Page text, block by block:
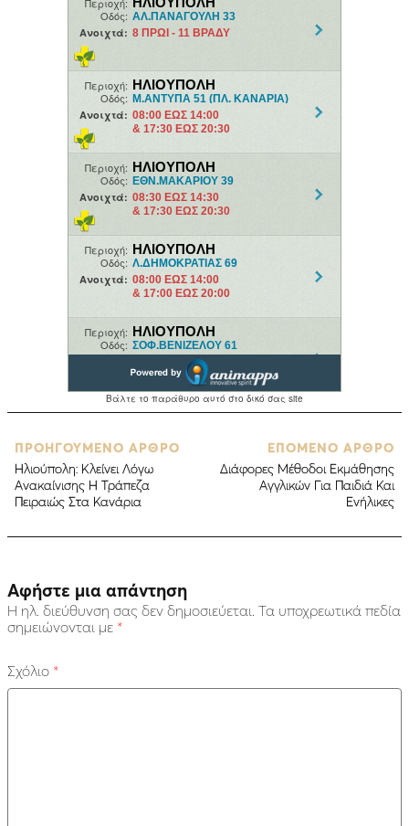
ΠΡΟΗΓΟΥΜΕΝΟ ΑΡΘΡΟ
Ηλιούπολη: Κλείνει Λόγω
Ανακαίνισης Η Τράπεζα
Πειραιώς Στα Κανάρια
ΕΠΟΜΕΝΟ ΑΡΘΡΟ
Διάφορες Μέθοδοι Εκμάθησης
Αγγλικών Για Παιδιά Και
Ενήλικες
Αφήστε μια απάντηση
Η ηλ. διεύθυνση σας δεν δημοσιεύεται. Τα υποχρεωτικά πεδία
σημειώνονται με *
Σχόλιο *